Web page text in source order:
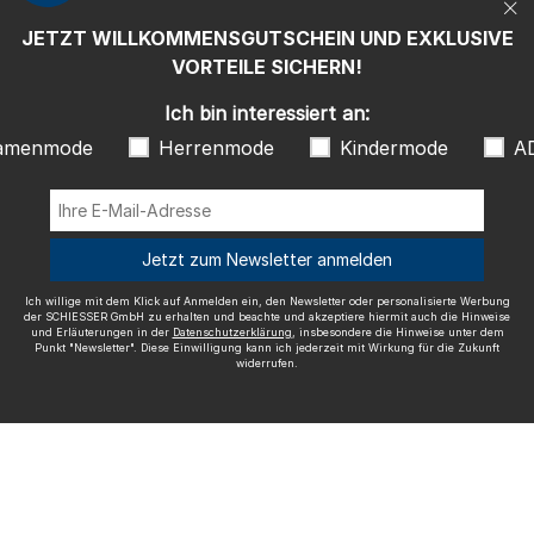
"Newsletter". Diese Einwilligung kann ich jederzeit mit Wirkung für die
Wir versenden mit
Ausgezeichnete Qualität
Mehr Informationen zu unseren Bewertungen
JETZT WILLKOMMENSGUTSCHEIN UND EXKLUSIVE
VORTEILE SICHERN!
Ich bin interessiert an:
Herrenmode Kindermode
Jetzt zum Newsletter anmelden
Ich willige mit dem Klick auf Anmelden ein, den Newsletter oder personalisierte Werbung
der SCHIESSER GmbH zu erhalten und beachte und akzeptiere hiermit auch die Hinweise
und Erläuterungen in der Datenschutzerklärung , insbesondere die Hinweise unter dem
Punkt "Newsletter". Diese Einwilligung kann ich jederzeit mit Wirkung für die Zukunft
widerrufen.